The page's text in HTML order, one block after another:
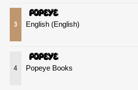
3 English (English)
4 Popeye Books